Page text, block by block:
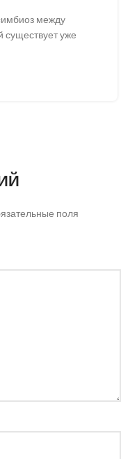
между
существует уже
поля